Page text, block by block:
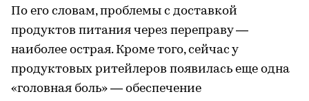
По его словам, проблемы с доставкой
продуктов питания через переправу —
наиболее острая. Кроме того, сейчас у
продуктовых ритейлеров появилась еще одна
«головная боль» — обеспечение